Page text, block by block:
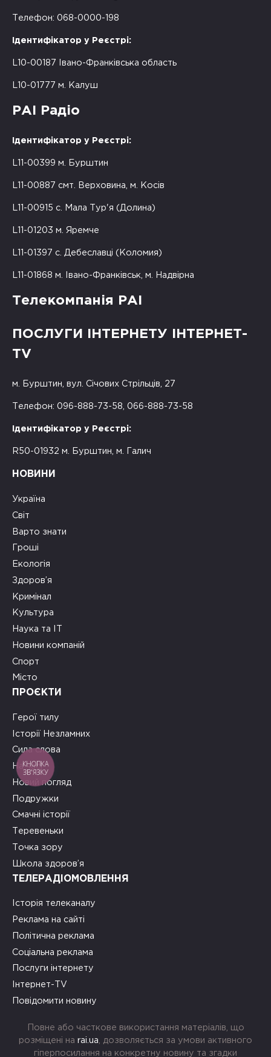
Телефон: 068-0000-198
Ідентифікатор у Реєстрі:
L10-00187 Івано-Франківська область
L10-01777 м. Калуш
РАІ Радіо
Ідентифікатор у Реєстрі:
L11-00399 м. Бурштин
L11-00887 смт. Верховина, м. Косів
L11-00915 с. Мала Тур'я (Долина)
L11-01203 м. Яремче
L11-01397 с. Дебеславці (Коломия)
L11-01868 м. Івано-Франківськ, м. Надвірна
Телекомпанія РАІ
ПОСЛУГИ ІНТЕРНЕТУ ІНТЕРНЕТ-
TV
м. Бурштин, вул. Січових Стрільців, 27
Телефон: 096-888-73-58, 066-888-73-58
Ідентифікатор у Реєстрі:
R50-01932 м. Бурштин, м. Галич
НОВИНИ
Україна
Світ
Варто знати
Гроші
Екологія
Здоров’я
Кримінал
Культура
Наука та ІТ
Новини компаній
Спорт
Місто
ПРОЄКТИ
Герої тилу
Історії Незламних
Сила слова
На часі
Новий погляд
Подружки
Смачні історії
Теревеньки
Точка зору
Школа здоров’я
ТЕЛЕРАДІОМОВЛЕННЯ
Історія телеканалу
Реклама на сайті
Політична реклама
Соціальна реклама
Послуги інтернету
Інтернет-TV
Повідомити новину
Повне або часткове використання матеріалів, що
розміщені на rai.ua , дозволяється за умови активного
гіперпосилання на конкретну новину та згадки
КНОПКА
ЗВ'ЯЗКУ